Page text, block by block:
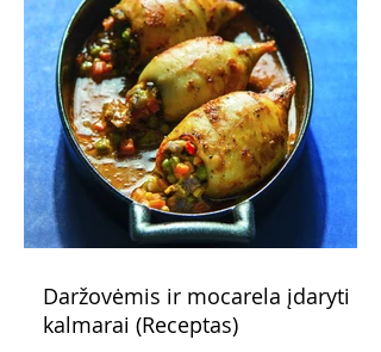
Daržovėmis ir mocarela įdaryti
kalmarai (Receptas)